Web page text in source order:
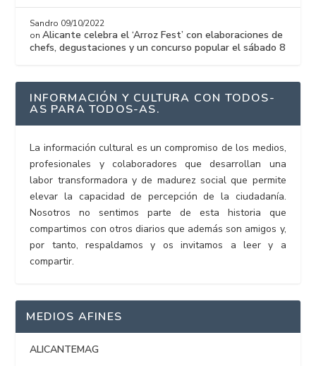
Sandro 09/10/2022
onAlicante celebra el ‘Arroz Fest’ con elaboraciones de
chefs, degustaciones y un concurso popular el sábado 8
INFORMACIÓN Y CULTURA CON TODOS-
AS PARA TODOS-AS.
La información cultural es un compromiso de los medios,
profesionales y colaboradores que desarrollan una
labor transformadora y de madurez social que permite
elevar la capacidad de percepción de la ciudadanía.
Nosotros no sentimos parte de esta historia que
compartimos con otros diarios que además son amigos y,
por tanto, respaldamos y os invitamos a leer y a
compartir.
MEDIOS AFINES
ALICANTEMAG